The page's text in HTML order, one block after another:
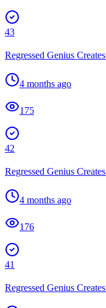
43
Regressed Genius
4 months ago
175
42
Regressed Genius
4 months ago
176
41
Regressed Genius